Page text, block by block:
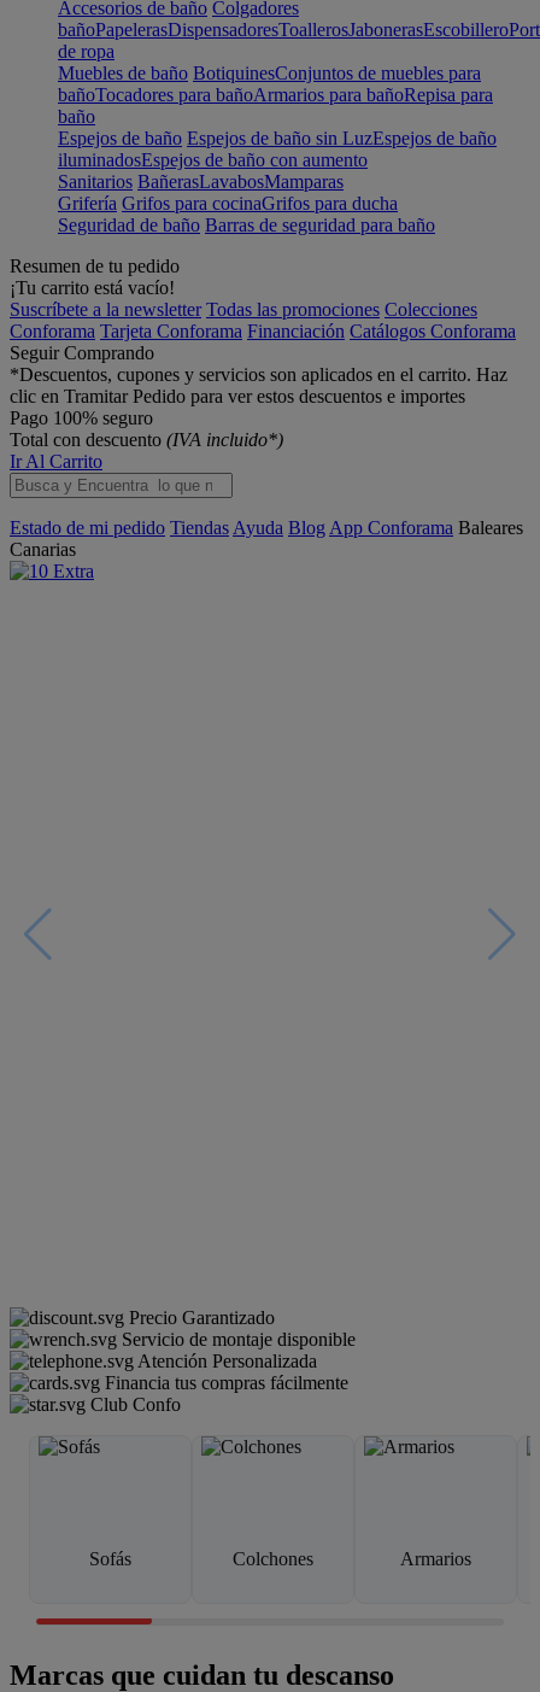
Accesorios de baño Colgadores
bañoPapelerasDispensadoresToallerosJabonerasEscobillero
de ropa
Muebles de baño BotiquinesConjuntos de muebles para
bañoTocadores para bañoArmarios para bañoRepisa para
baño
Espejos de baño Espejos de baño sin LuzEspejos de baño
iluminadosEspejos de baño con aumento
Sanitarios BañerasLavabosMamparas
Grifería Grifos para cocinaGrifos para ducha
Seguridad de baño Barras de seguridad para baño
Resumen de tu pedido
¡Tu carrito está vacío!
Suscríbete a la newsletter Todas las promociones Colecciones
Conforama Tarjeta Conforama Financiación Catálogos Conforama
Seguir Comprando
*Descuentos, cupones y servicios son aplicados en el carrito. Haz
clic en Tramitar Pedido para ver estos descuentos e importes
Pago 100% seguro
Total con descuento (IVA incluido*)
Ir Al Carrito
Estado de mi pedido Tiendas Ayuda Blog App Conforama Baleares
Canarias
Precio Garantizado
Servicio de montaje disponible
Atención Personalizada
Financia tus compras fácilmente
Club Confo
Sofás Colchones Armarios
Marcas que cuidan tu descanso